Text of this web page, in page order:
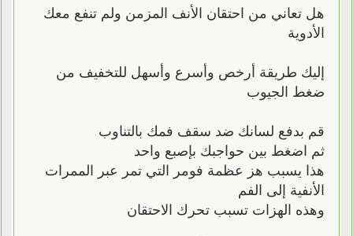
هل تعاني من احتقان الأنف المزمن ولم تنفع معك
الأدوية
إليك طريقة أرخص وأسرع وأسهل للتخفيف من
ضغط الجيوب
قم بدفع لسانك ضد سقف فمك بالتناوب
ثم اضغط بين حواجبك بإصبع واحد
هذا يسبب هز عظمة فومر التي تمر عبر الممرات
الأنفية إلى الفم
وهذه الهزات تسبب تحرك الاحتقان